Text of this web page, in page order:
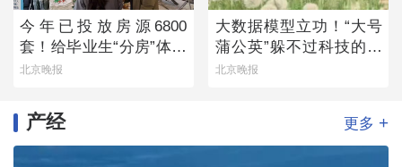
今年已投放房源6800
套！给毕业生“分房”体现
留人诚意
北京晚报
大数据模型立功！“大号
蒲公英”躲不过科技的火
眼金睛
北京晚报
产经 更多 +